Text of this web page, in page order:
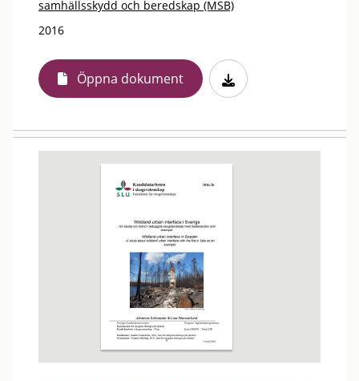
samhällsskydd och beredskap (MSB)
2016
Öppna dokument